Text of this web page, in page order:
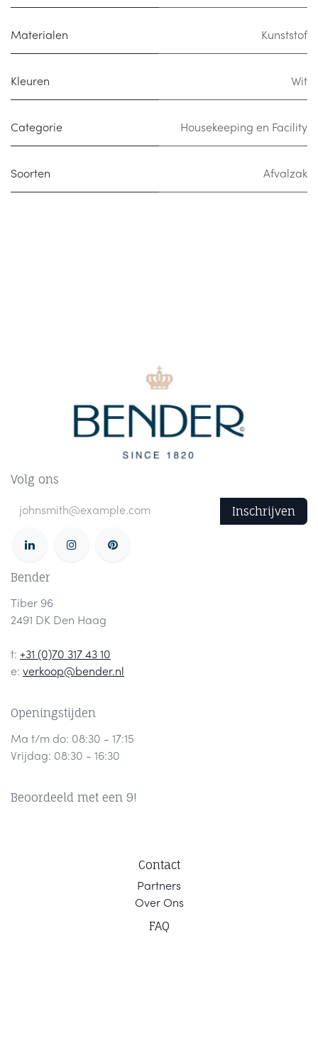
Materialen Kunststof
Kleuren Wit
Categorie Housekeeping en Facility
Soorten Afvalzak
Volg ons
Inschrijven
Bender
Tiber 96
2491 DK Den Haag
t: +31 (0)70 317 43 10
e: verkoop@bender.nl
Openingstijden
Ma t/m do: 08:30 - 17:15
Vrijdag: 08:30 - 16:30
Beoordeeld met een 9!
Contact
Partners
Over Ons
FAQ